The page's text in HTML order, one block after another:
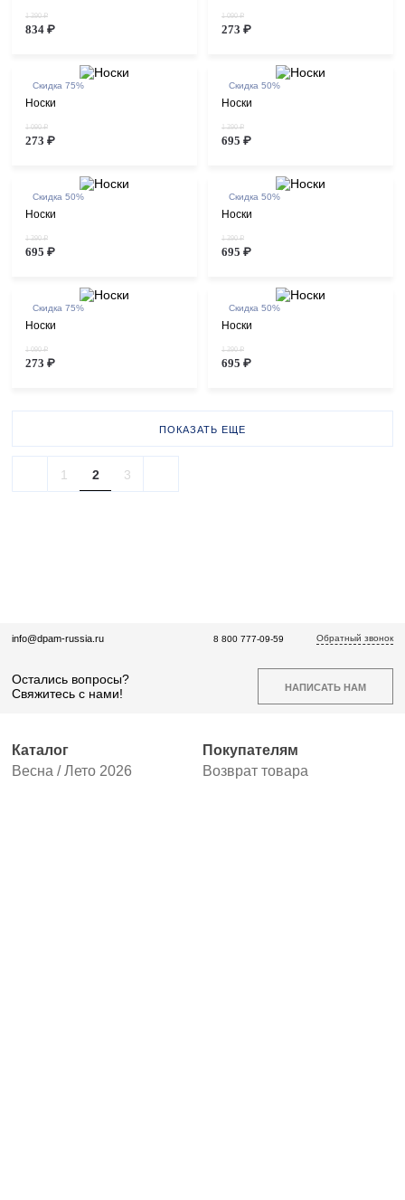
1 390 ₽
834 ₽
1 090 ₽
273 ₽
Скидка 75%
Носки
1 090 ₽
273 ₽
Скидка 50%
Носки
1 390 ₽
695 ₽
Скидка 50%
Носки
1 390 ₽
695 ₽
Скидка 50%
Носки
1 390 ₽
695 ₽
Скидка 75%
Носки
1 090 ₽
273 ₽
Скидка 50%
Носки
1 390 ₽
695 ₽
1 2 3
ПОКАЗАТЬ ЕЩЕ
info@dpam-russia.ru
Остались вопросы?
Свяжитесь с нами!
НАПИСАТЬ НАМ
8 800 777-09-59 Обратный звонок
Каталог
Весна / Лето 2026
Покупателям
Возврат товара